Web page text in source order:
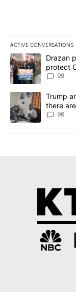
ACTIVE CONVERSATIONS
The following is a
A trending article
Drazan
protect
99
A trending article
Trump
there
96